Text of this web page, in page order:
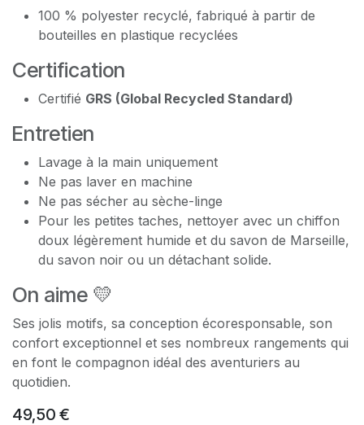
100 % polyester recyclé, fabriqué à partir de
bouteilles en plastique recyclées
Certification
Certifié GRS (Global Recycled Standard)
Entretien
Lavage à la main uniquement
Ne pas laver en machine
Ne pas sécher au sèche-linge
Pour les petites taches, nettoyer avec un chiffon
doux légèrement humide et du savon de Marseille,
du savon noir ou un détachant solide.
On aime 💛
Ses jolis motifs, sa conception écoresponsable, son
confort exceptionnel et ses nombreux rangements qui
en font le compagnon idéal des aventuriers au
quotidien.
49,50 €